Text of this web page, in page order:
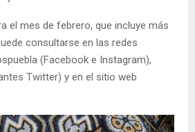
el mes de febrero, que incluye más
consultarse en las redes
(Facebook e Instagram),
Twitter) y en el sitio web